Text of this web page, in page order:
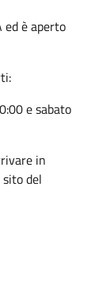
è aperto
e sabato
in
del